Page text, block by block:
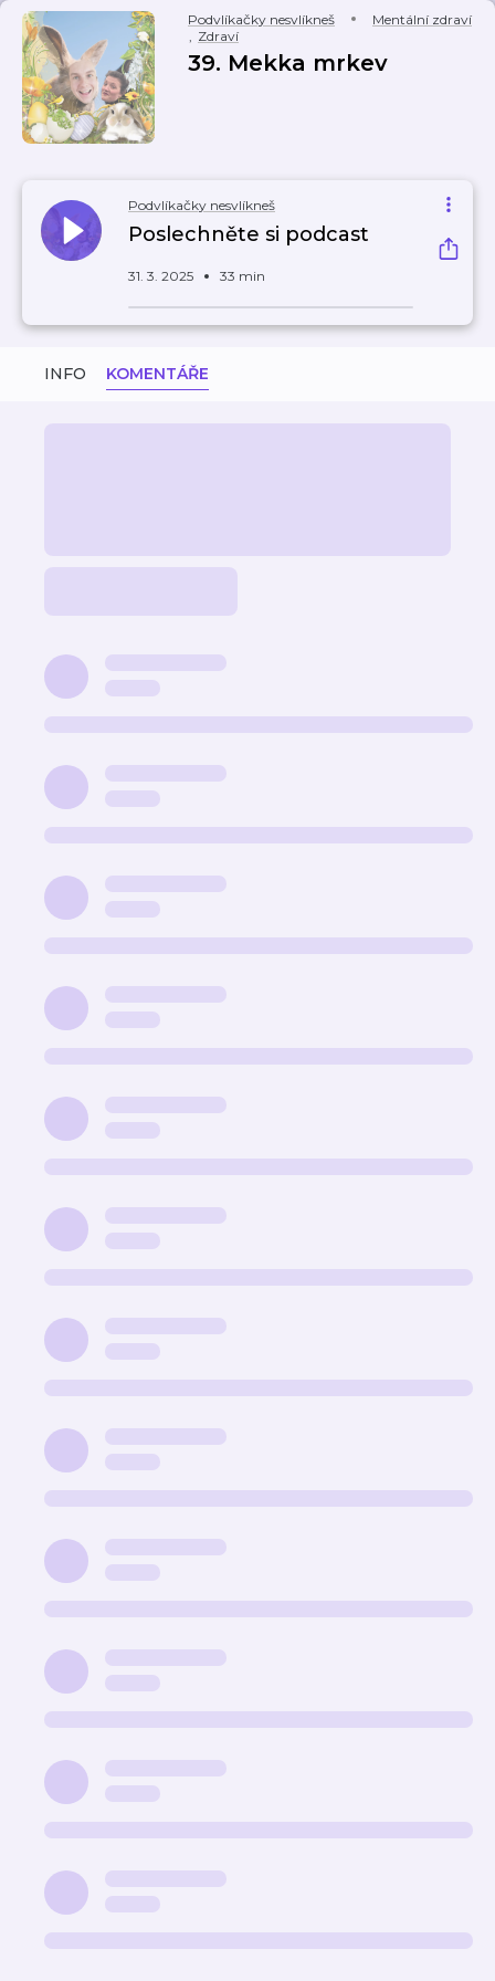
Podvlíkačky nesvlíkneš
Mentální zdraví
, Zdraví
39. Mekka mrkev
Podvlíkačky nesvlíkneš
Poslechněte si podcast
31. 3. 2025 33 min
INFO KOMENTÁŘE